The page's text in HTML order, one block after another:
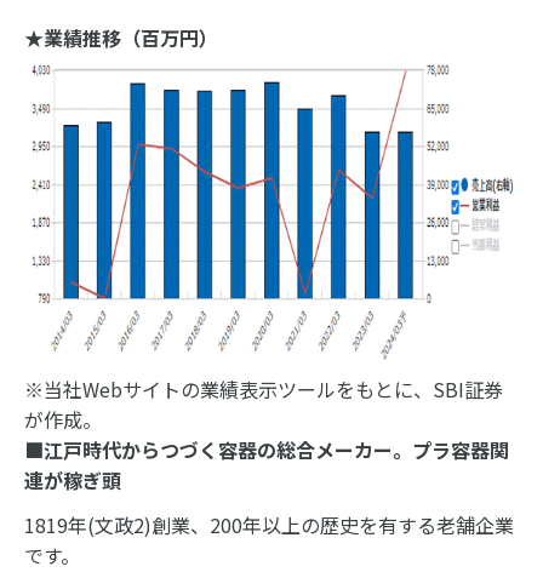
★業績推移（百万円）
※当社Webサイトの業績表示ツールをもとに、SBI証券
が作成。
■江戸時代からつづく容器の総合メーカー。プラ容器関
連が稼ぎ頭
1819年(文政2)創業、200年以上の歴史を有する老舗企業
です。